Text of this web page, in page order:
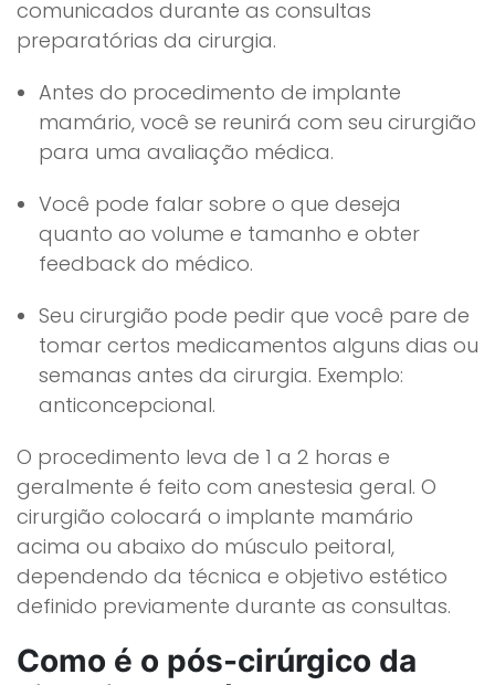
comunicados durante as consultas
preparatórias da cirurgia.
Antes do procedimento de implante
mamário, você se reunirá com seu cirurgião
para uma avaliação médica.
Você pode falar sobre o que deseja
quanto ao volume e tamanho e obter
feedback do médico.
Seu cirurgião pode pedir que você pare de
tomar certos medicamentos alguns dias ou
semanas antes da cirurgia. Exemplo:
anticoncepcional.
O procedimento leva de 1 a 2 horas e
geralmente é feito com anestesia geral. O
cirurgião colocará o implante mamário
acima ou abaixo do músculo peitoral,
dependendo da técnica e objetivo estético
definido previamente durante as consultas.
Como é o pós-cirúrgico da